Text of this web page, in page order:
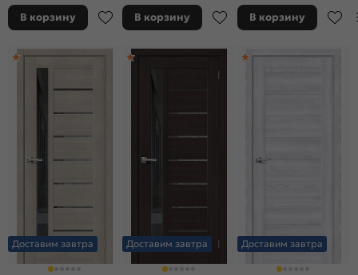
В корзину В корзину В корзину
Доставим завтра Доставим завтра Доставим завтра